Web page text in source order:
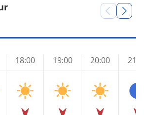
18:00 19:00 20:00